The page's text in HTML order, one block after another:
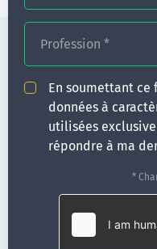
Profession *
En soumettant
données à
utilisées
répondre à ma
*